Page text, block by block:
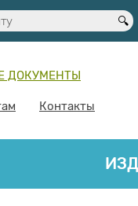
ДОКУМЕНТЫ
Контакты